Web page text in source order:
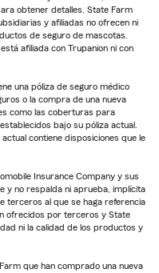
obtener detalles. State Farm
y afiliadas no ofrecen ni
de seguro de mascotas.
afiliada con Trupanion ni con
una póliza de seguro médico
o la compra de una nueva
como las coberturas para
bajo su póliza actual.
contiene disposiciones que le
Insurance Company y sus
y no respalda ni aprueba, implícita
terceros al que se haga referencia
ofrecidos por terceros y State
ni la calidad de los productos y
que han comprado una nueva